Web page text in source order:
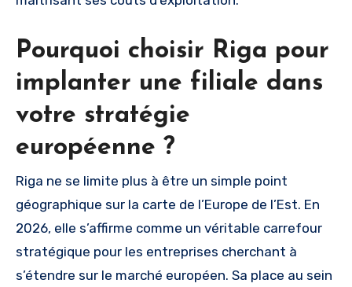
Pourquoi choisir Riga pour
implanter une filiale dans
votre stratégie
européenne ?
Riga ne se limite plus à être un simple point
géographique sur la carte de l’Europe de l’Est. En
2026, elle s’affirme comme un véritable carrefour
stratégique pour les entreprises cherchant à
s’étendre sur le marché européen. Sa place au sein